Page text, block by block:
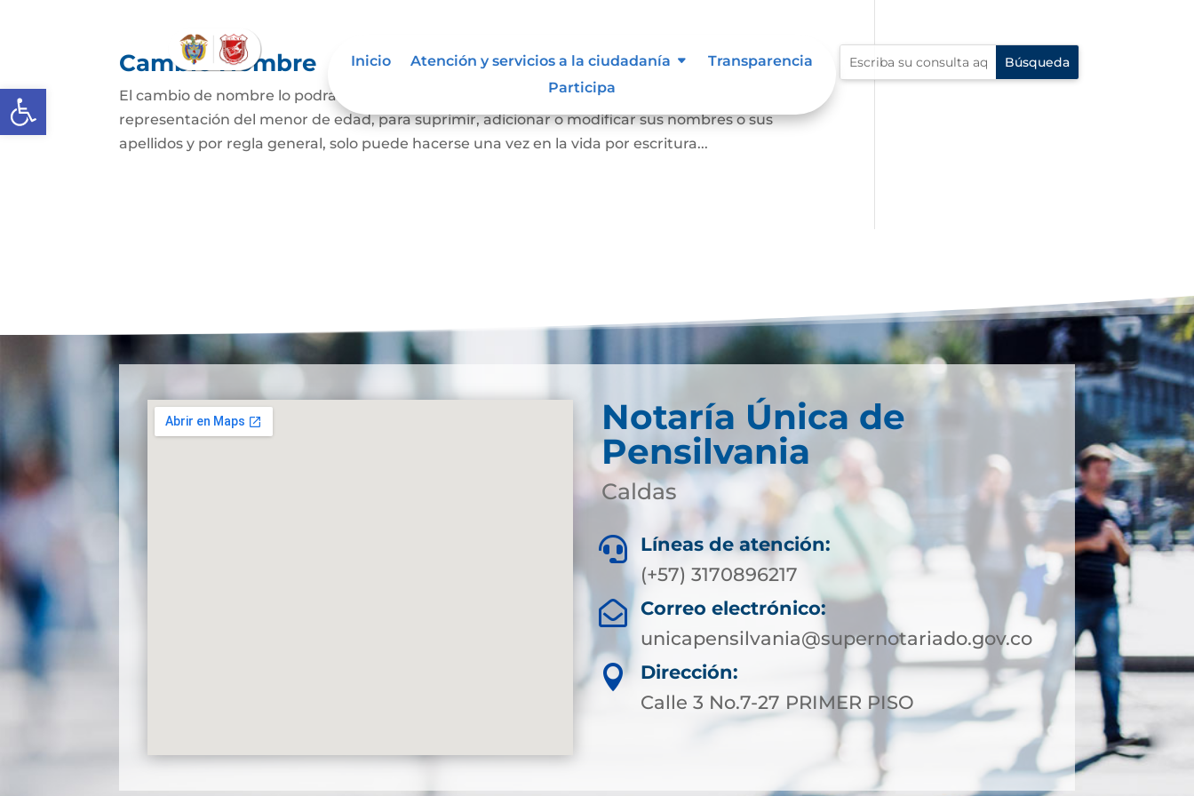
Abrir barra de herramientas
Inicio Atención y servicios a la ciudadanía
Transparencia
Participa
Cambio Nombre
El cambio de nombre lo podrá hacer la persona mayor de edad voluntariamente o los padres en
representación del menor de edad, para suprimir, adicionar o modificar sus nombres o sus
apellidos y por regla general, solo puede hacerse una vez en la vida por escritura...
Notaría Única de
Pensilvania
Caldas

Líneas de atención:
(+57) 3170896217

Correo electrónico:
unicapensilvania@supernotariado.gov.co

Dirección:
Calle 3 No.7-27 PRIMER PISO